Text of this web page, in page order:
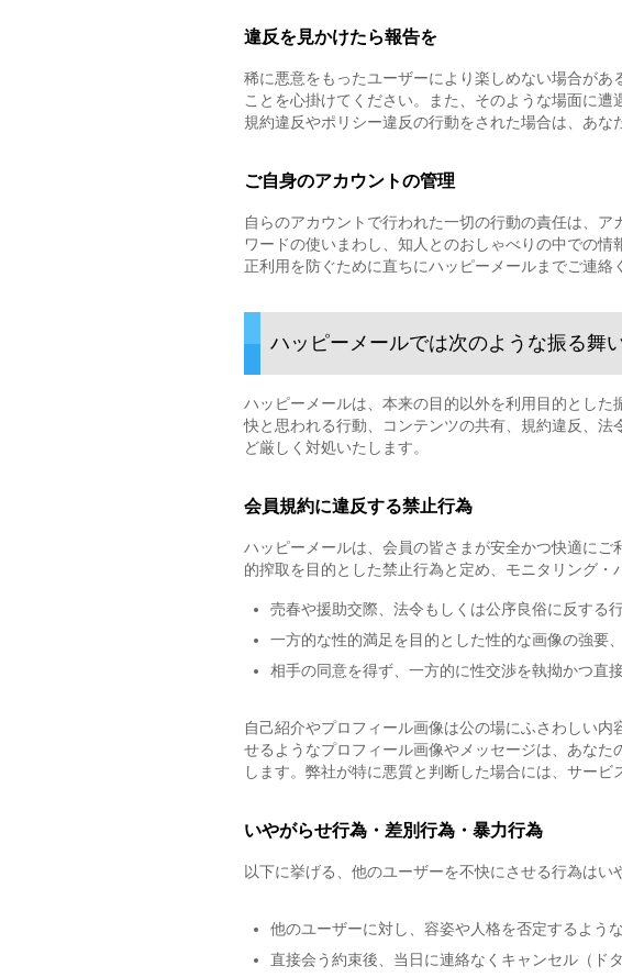
違反を見かけたら報告を
稀に悪意をもったユーザーにより楽しめない場合が
ことを心掛けてください。また、そのような場面に
規約違反やポリシー違反の行動をされた場合は、あな
ご自身のアカウントの管理
自らのアカウントで行われた一切の行動の責任は、
ワードの使いまわし、知人とのおしゃべりの中での
正利用を防ぐために直ちにハッピーメールまでご連絡
ハッピーメールでは次のような振る舞
ハッピーメールは、本来の目的以外を利用目的とし
快と思われる行動、コンテンツの共有、規約違反、
ど厳しく対処いたします。
会員規約に違反する禁止行為
ハッピーメールは、会員の皆さまが安全かつ快適に
的搾取を目的とした禁止行為と定め、モニタリング・
売春や援助交際、法令もしくは公序良俗に反する
一方的な性的満足を目的とした性的な画像の強要
相手の同意を得ず、一方的に性交渉を執拗かつ直
自己紹介やプロフィール画像は公の場にふさわしい
せるようなプロフィール画像やメッセージは、あな
します。弊社が特に悪質と判断した場合には、サービ
いやがらせ行為・差別行為・暴力行為
以下に挙げる、他のユーザーを不快にさせる行為はい
他のユーザーに対し、容姿や人格を否定するよう
直接会う約束後、当日に連絡なくキャンセル（ド